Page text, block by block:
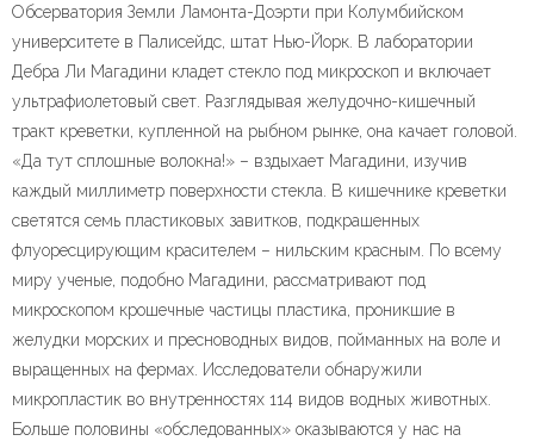
Обсерватория Земли Ламонта-Доэрти при Колумбийском
университете в Палисейдс, штат Нью-Йорк. В лаборатории
Дебра Ли Магадини кладет стекло под микроскоп и включает
ультрафиолетовый свет. Разглядывая желудочно-кишечный
тракт креветки, купленной на рыбном рынке, она качает головой.
«Да тут сплошные волокна!» – вздыхает Магадини, изучив
каждый миллиметр поверхности стекла. В кишечнике креветки
светятся семь пластиковых завитков, подкрашенных
флуоресцирующим красителем – нильским красным. По всему
миру ученые, подобно Магадини, рассматривают под
микроскопом крошечные частицы пластика, проникшие в
желудки морских и пресноводных видов, пойманных на воле и
выращенных на фермах. Исследователи обнаружили
микропластик во внутренностях 114 видов водных животных.
Больше половины «обследованных» оказываются у нас на